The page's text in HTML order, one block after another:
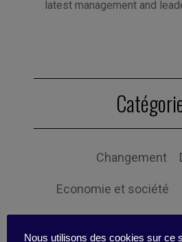
latest management and
Changement
Economie et société
Nous utilisons des cookies sur ce